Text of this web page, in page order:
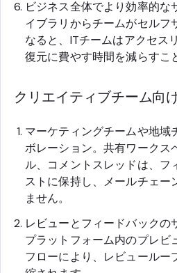
ビジネス全体でより効率的な
イブラリからチームがセルフ
なると、ITチームはアクセス
復元に費やす時間を減らすこ
クリエイティブチーム向
マーケティングチームや地域
ボレーション。共有ワークス
ル、コメントスレッドは、フ
ストに保持し、メールチェー
ません。
レビューとフィードバックの
プラットフォーム内のプレビ
フローにより、レビュールー